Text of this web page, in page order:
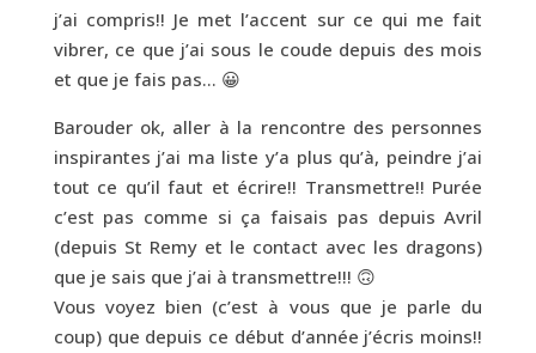
j’ai compris!! Je met l’accent sur ce qui me fait
vibrer, ce que j’ai sous le coude depuis des mois
et que je fais pas… 😀
Barouder ok, aller à la rencontre des personnes
inspirantes j’ai ma liste y’a plus qu’à, peindre j’ai
tout ce qu’il faut et écrire!! Transmettre!! Purée
c’est pas comme si ça faisais pas depuis Avril
(depuis St Remy et le contact avec les dragons)
que je sais que j’ai à transmettre!!! 🙃
Vous voyez bien (c’est à vous que je parle du
coup) que depuis ce début d’année j’écris moins!!